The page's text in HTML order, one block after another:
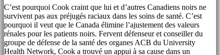
C’est pourquoi Cook craint que lui et d’autres Canadiens noirs ne
survivent pas aux préjugés raciaux dans les soins de santé. C’est
pourquoi il veut que le Canada élimine l’ajustement des valeurs
rénales pour les patients noirs. Fervent défenseur et conseiller du
groupe de défense de la santé des organes ACB du University
Health Network, Cook a trouvé un appui à sa cause dans un